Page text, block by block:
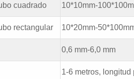
cuadrado 10*10mm-
rectangular 10*20mm-
0,6 mm-6,0 mm
1-6 metros,